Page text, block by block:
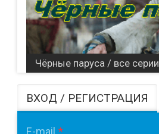
Чёрные паруса / все серии
ВХОД / РЕГИСТРАЦИЯ
E-mail